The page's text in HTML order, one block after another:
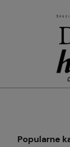
Popularne